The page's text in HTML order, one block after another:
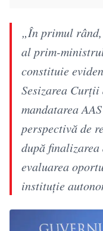
„În primul
al prim-
constituie
Sesizarea Curţii
mandatarea
perspectivă de
după finalizarea
evaluarea
instituţie